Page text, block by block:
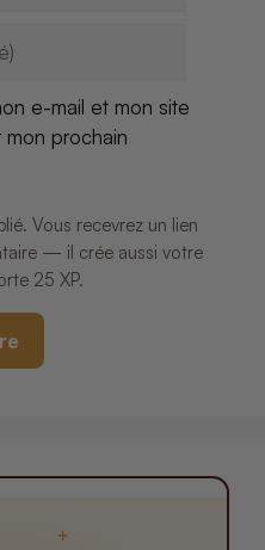
e-mail et mon site
prochain
Vous recevrez un lien
— il crée aussi votre
25 XP.